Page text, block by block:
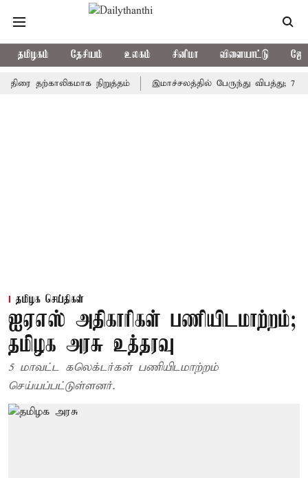
தமிழகம் தேசியம் உலகம் சினிமா விளையாட்டு
நிறுத்தம் இமாச்சலத்தில் பேருந்து விபத்து; 7 பேர்
தமிழக செய்திகள்
ஐஏஎஸ் அதிகாரிகள் பணியிடமாற்றம்;
தமிழக அரசு உத்தரவு
5 மாவட்ட கலெக்டர்கள் பணியிடமாற்றம்
செய்யப்பட்டுள்ளனர்.